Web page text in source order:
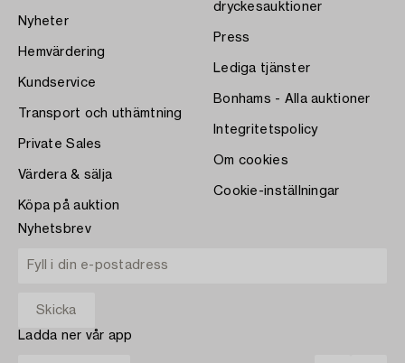
Nyheter
Hemvärdering
Kundservice
Transport och uthämtning
Private Sales
Värdera & sälja
Köpa på auktion
dryckesauktioner
Press
Lediga tjänster
Bonhams - Alla auktioner
Integritetspolicy
Om cookies
Cookie-inställningar
Nyhetsbrev
Ladda ner vår app